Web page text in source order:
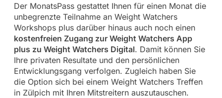
Der MonatsPass gestattet Ihnen für einen Monat die
unbegrenzte Teilnahme an Weight Watchers
Workshops plus darüber hinaus auch noch einen
kostenfreien Zugang zur Weight Watchers App
plus zu Weight Watchers Digital. Damit können Sie
Ihre privaten Resultate und den persönlichen
Entwicklungsgang verfolgen. Zugleich haben Sie
die Option sich bei einem Weight Watchers Treffen
in Zülpich mit Ihren Mitstreitern auszutauschen.